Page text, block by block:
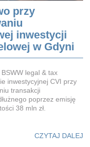
przy
inwestycji
w Gdyni
legal & tax
inwestycyjnej CVI przy
transakcji
poprzez emisję
38 mln zł.
CZYTAJ DALEJ